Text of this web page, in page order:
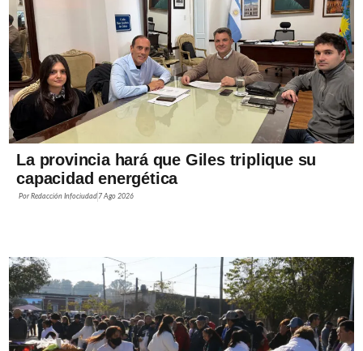
La provincia hará que Giles triplique su
capacidad energética
PorRedacción Infociudad 7 Ago 2026